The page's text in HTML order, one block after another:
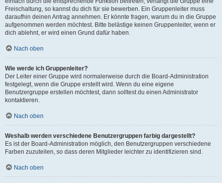
Freischaltung, so kannst du dich für sie bewerben. Ein Gruppenleiter muss
daraufhin deinen Antrag annehmen. Er könnte fragen, warum du in die Gruppe
aufgenommen werden möchtest. Bitte belästige keinen Gruppenleiter, wenn er
dich ablehnt, er wird einen Grund dafür haben.
Nach oben
Wie werde ich Gruppenleiter?
Der Leiter einer Gruppe wird normalerweise durch die Board-Administration
festgelegt, wenn die Gruppe erstellt wird. Wenn du eine eigene
Benutzergruppe erstellen möchtest, dann solltest du einen Administrator
kontaktieren.
Nach oben
Weshalb werden verschiedene Benutzergruppen farbig dargestellt?
Es ist der Board-Administration möglich, den Benutzergruppen verschiedene
Farben zuzuteilen, so dass deren Mitglieder leichter zu identifizieren sind.
Nach oben